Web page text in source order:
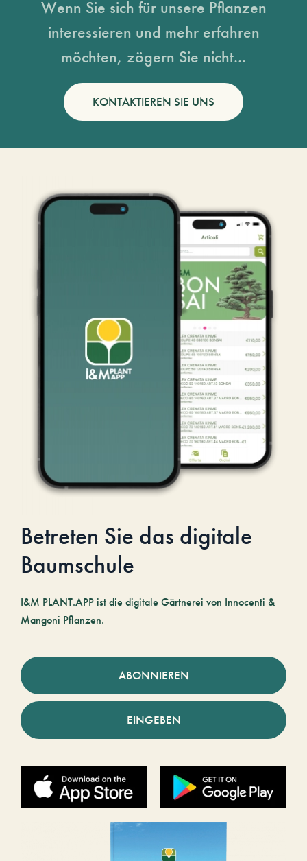
Wenn Sie sich für unsere Pflanzen
interessieren und mehr erfahren
möchten, zögern Sie nicht...
KONTAKTIEREN SIE UNS
Betreten Sie das digitale
Baumschule
I&M PLANT.APP ist die digitale Gärtnerei von Innocenti &
Mangoni Pflanzen.
ABONNIEREN
EINGEBEN